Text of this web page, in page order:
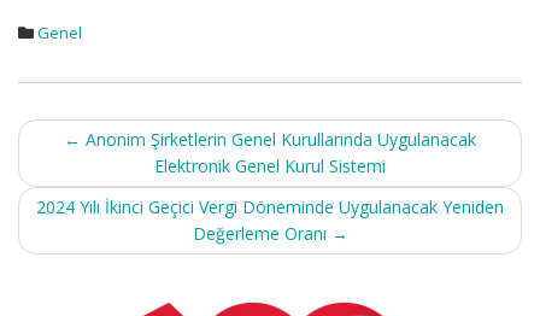
Genel
Post
navigation
← Anonim Şirketlerin Genel Kurullarında Uygulanacak
Elektronik Genel Kurul Sistemi
2024 Yılı İkinci Geçici Vergi Döneminde Uygulanacak Yeniden
Değerleme Oranı →